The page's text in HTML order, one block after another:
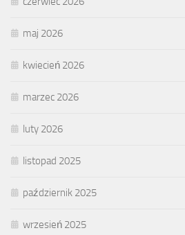
maj 2026
kwiecień 2026
marzec 2026
luty 2026
listopad 2025
październik 2025
wrzesień 2025